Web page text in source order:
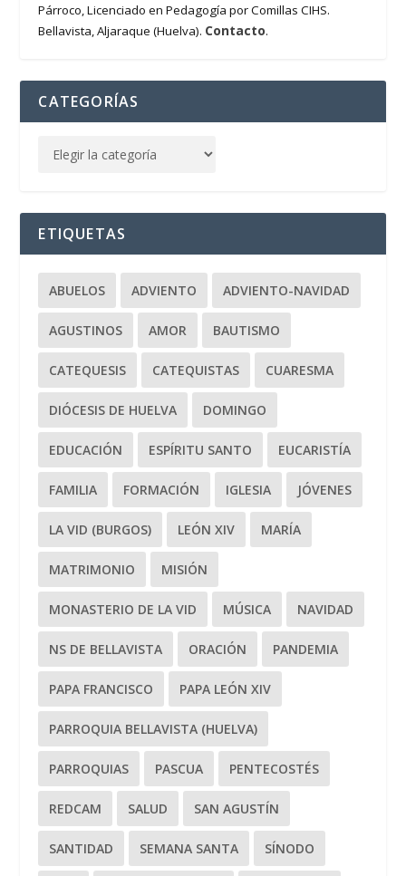
Párroco, Licenciado en Pedagogía por Comillas CIHS.
Bellavista, Aljaraque (Huelva). Contacto.
CATEGORÍAS
ETIQUETAS
ABUELOS ADVIENTO ADVIENTO-NAVIDAD
AGUSTINOS AMOR BAUTISMO
CATEQUESIS CATEQUISTAS CUARESMA
DIÓCESIS DE HUELVA DOMINGO
EDUCACIÓN ESPÍRITU SANTO EUCARISTÍA
FAMILIA FORMACIÓN IGLESIA JÓVENES
LA VID (BURGOS) LEÓN XIV MARÍA
MATRIMONIO MISIÓN
MONASTERIO DE LA VID MÚSICA NAVIDAD
NS DE BELLAVISTA ORACIÓN PANDEMIA
PAPA FRANCISCO PAPA LEÓN XIV
PARROQUIA BELLAVISTA (HUELVA)
PARROQUIAS PASCUA PENTECOSTÉS
REDCAM SALUD SAN AGUSTÍN
SANTIDAD SEMANA SANTA SÍNODO